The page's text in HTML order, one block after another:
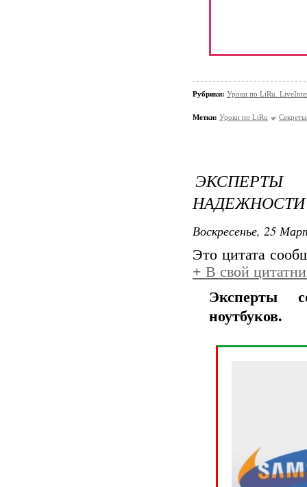
Рубрики: Уроки по LiRu.
Метки: Уроки по LiRu
НАДЕЖНОСТИ
Воскресенье, 25
Это цитата
+ В свой
Эксперты
ноутбуков.